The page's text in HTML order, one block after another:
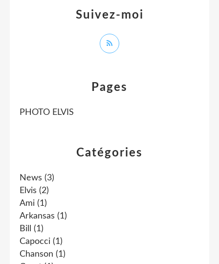
Catégories
News (3)
Elvis (2)
Ami (1)
Arkansas (1)
Bill
(1)
Capocci (1)
Chanson (1)
Pages
PHOTO ELVIS
Suivez-moi